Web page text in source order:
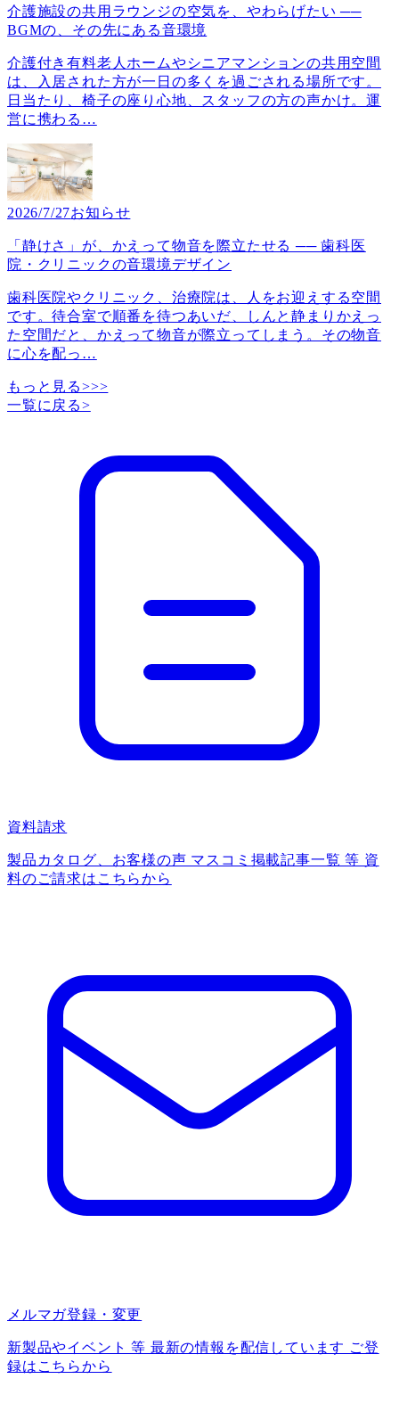
介護施設の共用ラウンジの空気を、やわらげたい ──
BGMの、その先にある音環境
介護付き有料老人ホームやシニアマンションの共用空間
は、入居された方が一日の多くを過ごされる場所です。
日当たり、椅子の座り心地、スタッフの方の声かけ。運
営に携わる …
2026/7/27お知らせ
「静けさ」が、かえって物音を際立たせる ── 歯科医
院・クリニックの音環境デザイン
歯科医院やクリニック、治療院は、人をお迎えする空間
です。待合室で順番を待つあいだ、しんと静まりかえっ
た空間だと、かえって物音が際立ってしまう。その物音
に心を配っ …
もっと見る>>>
一覧に戻る>
資料請求
製品カタログ、お客様の声 マスコミ掲載記事一覧 等 資
料のご請求はこちらから
メルマガ登録・変更
新製品やイベント 等 最新の情報を配信しています ご登
録はこちらから